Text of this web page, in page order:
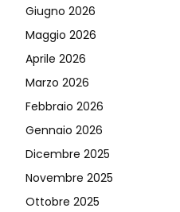
Giugno 2026
Maggio 2026
Aprile 2026
Marzo 2026
Febbraio 2026
Gennaio 2026
Dicembre 2025
Novembre 2025
Ottobre 2025